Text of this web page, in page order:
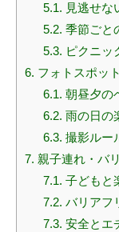
5.1. 見逃せな
5.2. 季節ごと
5.3. ピクニッ
6. フォトスポッ
6.1. 朝昼夕の
6.2. 雨の日の
6.3. 撮影ルー
7. 親子連れ・バ
7.1. 子どもと
7.2. バリアフ
7.3. 安全とエ